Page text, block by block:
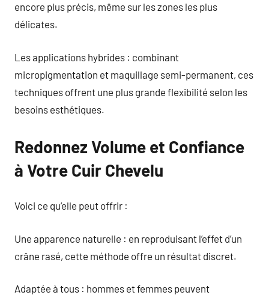
encore plus précis, même sur les zones les plus
délicates.
Les applications hybrides : combinant
micropigmentation et maquillage semi-permanent, ces
techniques offrent une plus grande flexibilité selon les
besoins esthétiques.
Redonnez Volume et Confiance
à Votre Cuir Chevelu
Voici ce qu’elle peut offrir :
Une apparence naturelle : en reproduisant l’effet d’un
crâne rasé, cette méthode offre un résultat discret.
Adaptée à tous : hommes et femmes peuvent